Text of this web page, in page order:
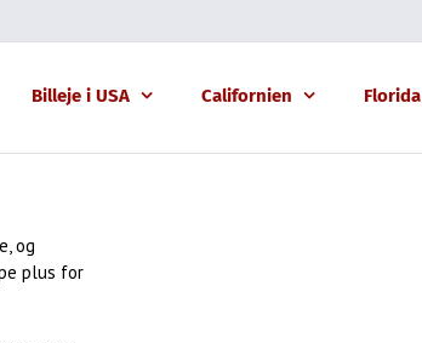
Billeje i USA Californien Florida
og
plus for